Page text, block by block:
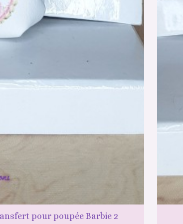
pour poupée Barbie 2